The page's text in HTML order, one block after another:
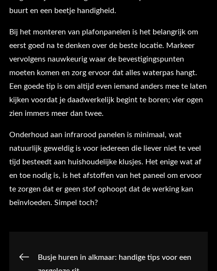
buurt en een beetje handigheid.
Bij het monteren van plafonpanelen is het belangrijk om
eerst goed na te denken over de beste locatie. Markeer
vervolgens nauwkeurig waar de bevestigingspunten
moeten komen en zorg ervoor dat alles waterpas hangt.
Een goede tip is om altijd even iemand anders mee te laten
kijken voordat je daadwerkelijk begint te boren; vier ogen
zien immers meer dan twee.
Onderhoud aan infrarood panelen is minimaal, wat
natuurlijk geweldig is voor iedereen die liever niet te veel
tijd besteedt aan huishoudelijke klusjes. Het enige wat af
en toe nodig is, is het afstoffen van het paneel om ervoor
te zorgen dat er geen stof ophoopt dat de werking kan
beïnvloeden. Simpel toch?
PostBusje huren in alkmaar: handige tips voor een